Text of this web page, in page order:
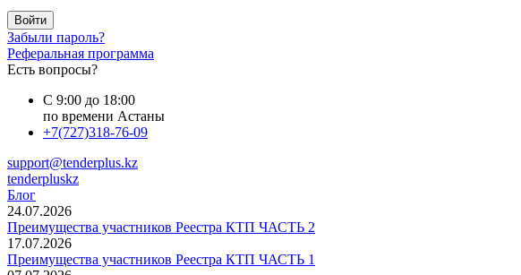
Войти
Забыли пароль?
Реферальная программа
Есть вопросы?
С 9:00 до 18:00
по времени Астаны
+7(727)318-76-09
support@tenderplus.kz
tenderpluskz
Блог
24.07.2026
Преимущества участников Реестра КТП ЧАСТЬ 2
17.07.2026
Преимущества участников Реестра КТП ЧАСТЬ 1